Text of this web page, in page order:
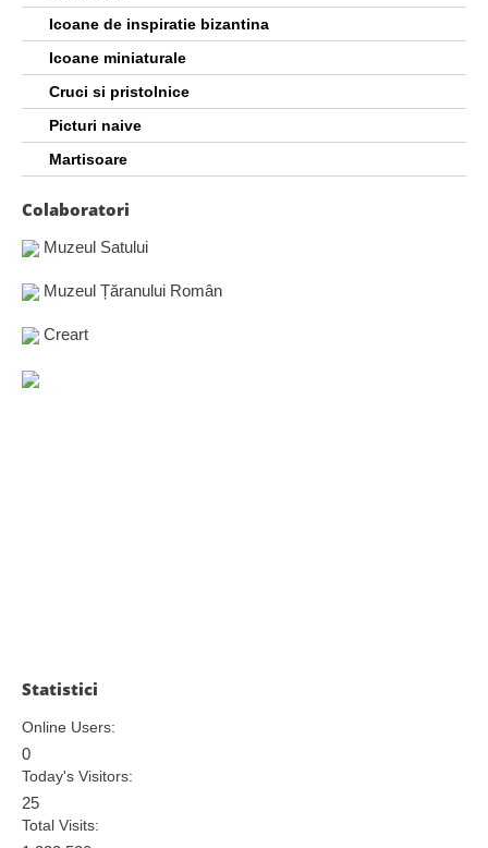
Icoane de inspiratie bizantina
Icoane miniaturale
Cruci si pristolnice
Picturi naive
Martisoare
Colaboratori
Muzeul Satului
Muzeul Țăranului Român
Creart
Statistici
Online Users:
0
Today's Visitors:
25
Total Visits: